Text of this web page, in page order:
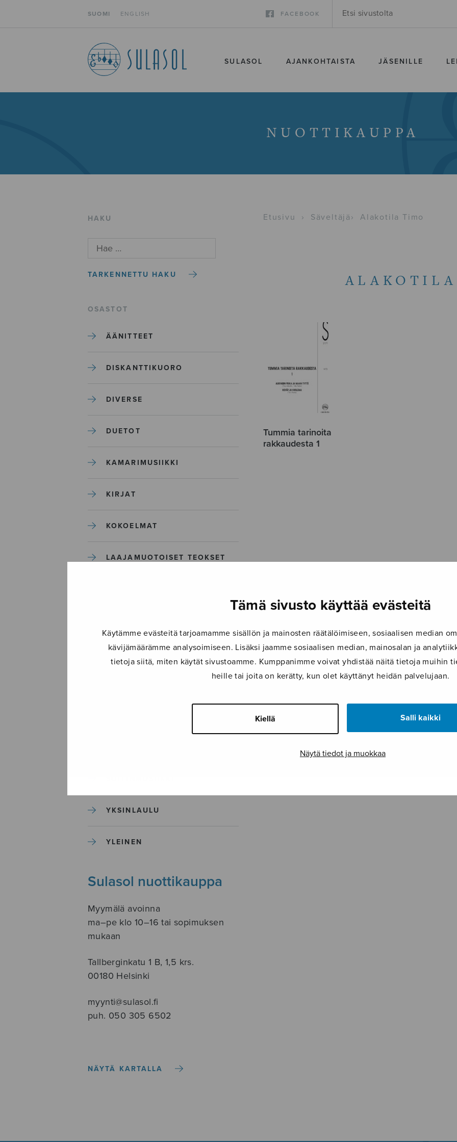
Tämä sivusto käyttää evästeitä
Käytämme evästeitä tarjoamamme sisällön ja mainosten räätälöimiseen, sosiaalisen median
kävijämäärämme analysoimiseen. Lisäksi jaamme sosiaalisen median, mainosalan ja
tietoja siitä, miten käytät sivustoamme. Kumppanimme voivat yhdistää näitä tietoja muihin
heille tai joita on kerätty, kun olet käyttänyt heidän palvelujaan.
Kiellä Salli kaikki
Näytä tiedot ja muokkaa
SUOMI ENGLISH FACEBOOK
SULASOL AJANKOHTAISTA JÄSENILLE
NUOTTIKAUPPA
HAKU
TARKENNETTU HAKU
OSASTOT
ÄÄNITTEET
DISKANTTIKUORO
DIVERSE
DUETOT
KAMARIMUSIIKKI
KIRJAT
KOKOELMAT
LAAJAMUOTOISET TEOKSET
MUUT
YKSINLAULU
YLEINEN
Sulasol nuottikauppa
Myymälä avoinna
ma–pe klo 10–16 tai sopimuksen
mukaan
Tallberginkatu 1 B, 1,5 krs.
00180 Helsinki
myynti@sulasol.fi
puh. 050 305 6502
NÄYTÄ KARTALLA
Etusivu › Säveltäjä › Alakotila Timo
Tummia tarinoita
rakkaudesta 1